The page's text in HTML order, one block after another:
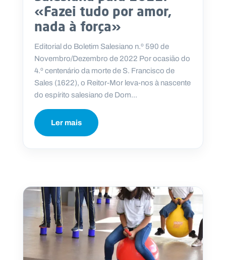
«Fazei tudo por amor,
nada à força»
Editorial do Boletim Salesiano n.º 590 de
Novembro/Dezembro de 2022 Por ocasião do
4.º centenário da morte de S. Francisco de
Sales (1622), o Reitor-Mor leva-nos à nascente
do espírito salesiano de Dom...
Ler mais